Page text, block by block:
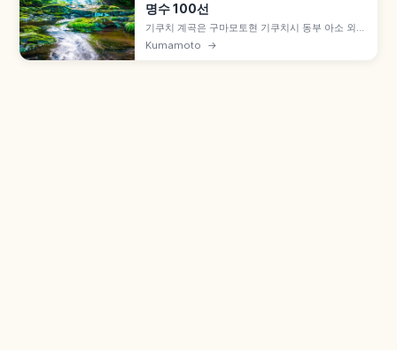
명수 100선
기쿠치 계곡은 구마모토현 기쿠치시 동부 아소 외륜
산 북서부 자연휴양림으로, 해발 약 500~800m
Kumamoto →